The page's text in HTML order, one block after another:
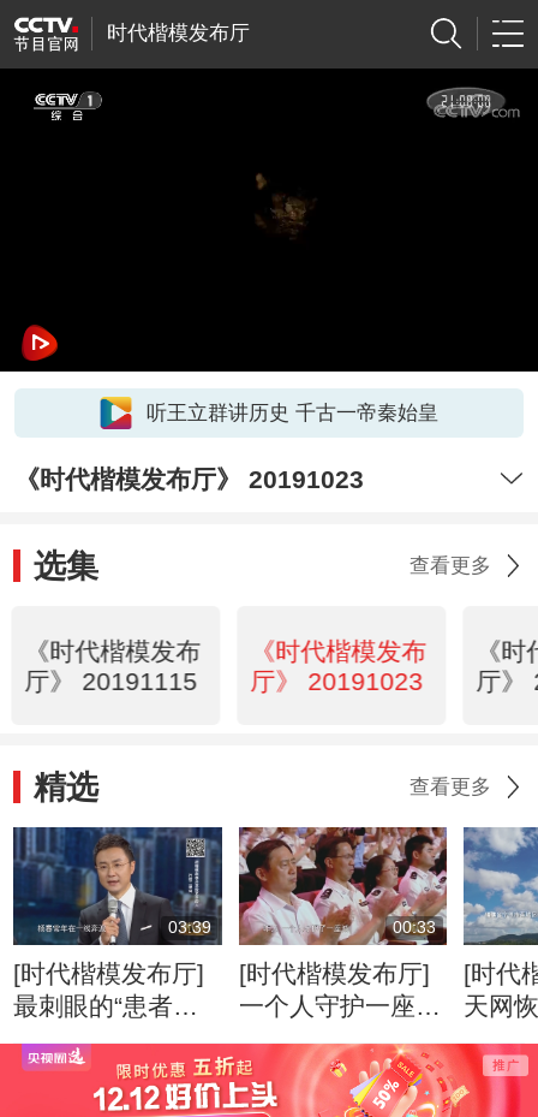
时代楷模发布厅
听王立群讲历史 千古一帝秦始皇
《时代楷模发布厅》 20191023
选集 查看更多
《时代楷模发布
厅》 20191115
《时代楷模发布
厅》 20191023
《
厅》
精选 查看更多
03:39
[时代楷模发布厅]
最刺眼的“患者拒
绝”
00:33
[时代楷模发布厅]
一个人守护一座
城，一座城送别这
个人
[时代
天网
漏